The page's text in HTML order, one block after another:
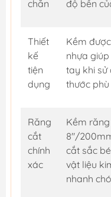
chắn
độ bền
Thiết
kế
tiện
dụng
Kềm
nhựa
tay khi sử
thước
Răng
cắt
chính
xác
Kềm
8"/
cắt sắc
vật liệu
nhanh